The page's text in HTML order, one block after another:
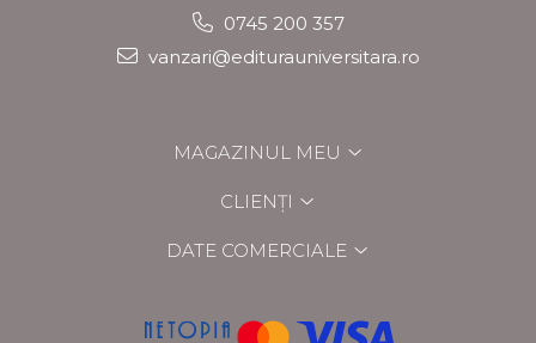
0745 200 357
vanzari@editurauniversitara.ro
MAGAZINUL MEU
CLIENȚI
DATE COMERCIALE